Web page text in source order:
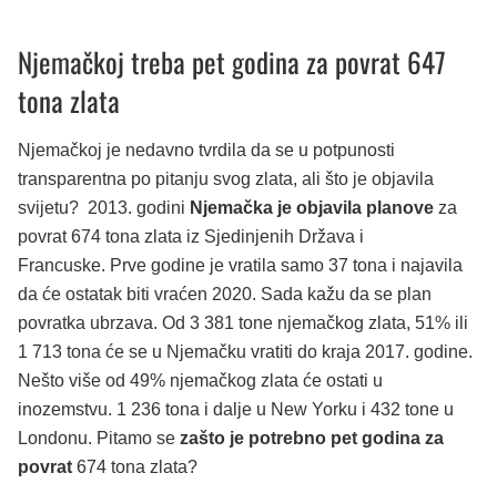
Njemačkoj treba pet godina za povrat 647
tona zlata
Njemačkoj je nedavno tvrdila da se u potpunosti
transparentna po pitanju svog zlata, ali što je objavila
svijetu? 2013. godini Njemačka je objavila planove za
povrat 674 tona zlata iz Sjedinjenih Država i
Francuske. Prve godine je vratila samo 37 tona i najavila
da će ostatak biti vraćen 2020. Sada kažu da se plan
povratka ubrzava. Od 3 381 tone njemačkog zlata, 51% ili
1 713 tona će se u Njemačku vratiti do kraja 2017. godine.
Nešto više od 49% njemačkog zlata će ostati u
inozemstvu. 1 236 tona i dalje u New Yorku i 432 tone u
Londonu. Pitamo se zašto je potrebno pet godina za
povrat 674 tona zlata?